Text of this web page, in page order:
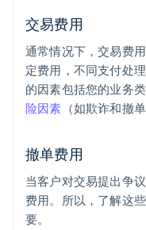
交易费用
通常情况下，交易费
定费用，不同支付处
的因素包括您的业务
险因素 （如欺诈和撤单
撤单费用
当客户对交易提出争
费用。所以，了解这
要。